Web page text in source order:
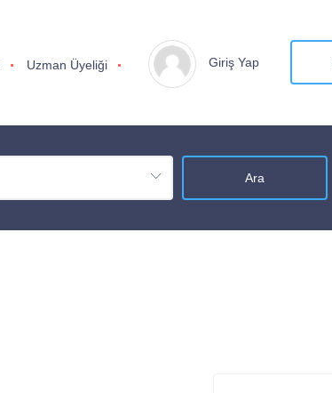
Uzman Üyeliği Giriş Yap